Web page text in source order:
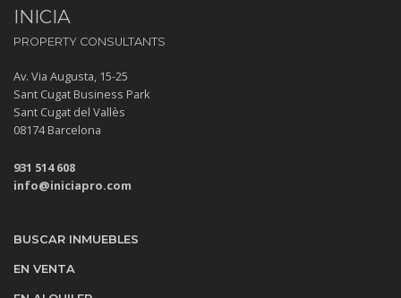
INICIA
PROPERTY CONSULTANTS
Av. Via Augusta, 15-25
Sant Cugat Business Park
Sant Cugat del Vallès
08174 Barcelona
931 514 608
info@iniciapro.com
BUSCAR INMUEBLES
EN VENTA